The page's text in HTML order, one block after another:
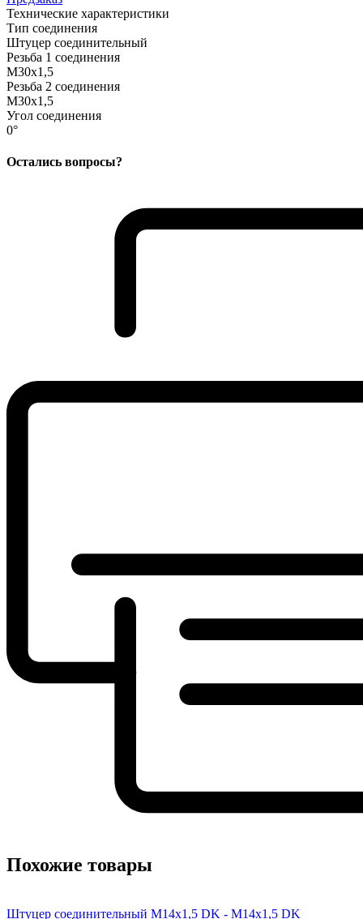
Технические характеристики
Тип соединения
Штуцер соединительный
Резьба 1 соединения
M30x1,5
Резьба 2 соединения
M30x1,5
Угол соединения
0°
Остались вопросы?
Похожие товары
Штуцер соединительный M14x1,5 DK - M14x1,5 DK